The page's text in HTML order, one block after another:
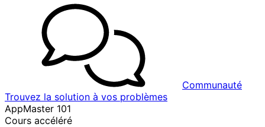
Communauté
Trouvez la solution à vos problèmes
AppMaster 101
Cours accéléré